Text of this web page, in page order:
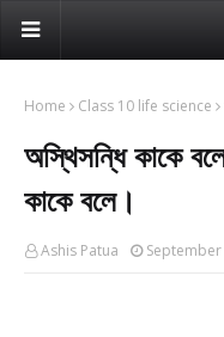
Home Class 10 life science
অস্থিসন্ধি কাকে
কাকে বলে।
Ashis Patua